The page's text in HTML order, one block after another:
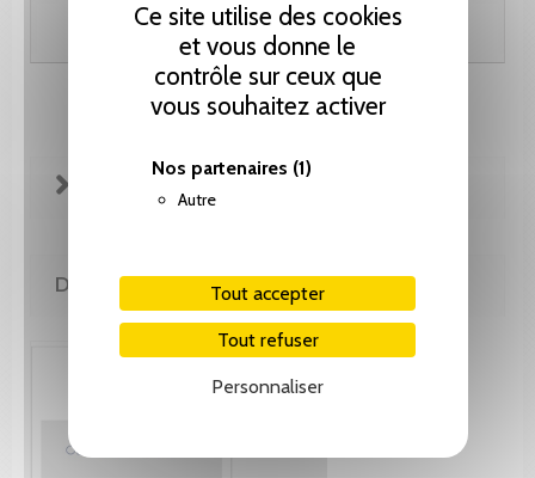
Ce site utilise des cookies
et vous donne le
contrôle sur ceux que
vous souhaitez activer
Nos partenaires (1)
Autre
Tout accepter
Tout refuser
Personnaliser
Ajouter au panier
FICHE TECHNIQUE
DE MÊME AUTEUR(E)